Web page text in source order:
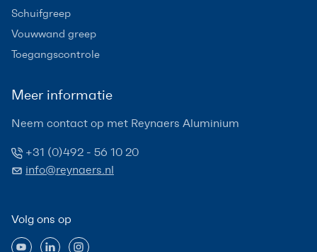
Schuifgreep
Vouwwand greep
Toegangscontrole
Meer informatie
Neem contact op met Reynaers Aluminium
+31 (0)492 - 56 10 20
info@reynaers.nl
Volg ons op